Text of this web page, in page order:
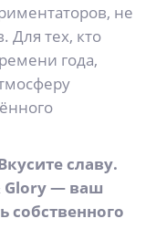
не
Для тех, кто
года,
славу.
Glory — ваш
собственного